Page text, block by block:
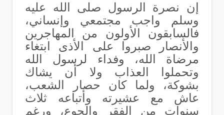
إن نصرة الرسول صلى الله عليه
وسلم واجب مجتمعي وإنساني،
فالسابقون الأولون من المهاجرين
والأنصار صبروا على الأذى
ابتغاء
مرضاة الله، وفداء لرسول الله
وتحملوا العذاب ولا أن يشاك
بشوكة، ولما كان حصار الشعب،
عاش مع عشيرته وأتباعه ثلاث
سنوات من الفقر والجوع، ورغم